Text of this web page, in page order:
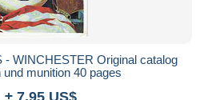
WINCHESTER Original catalog
und munition 40 pages
± 7,95 US$